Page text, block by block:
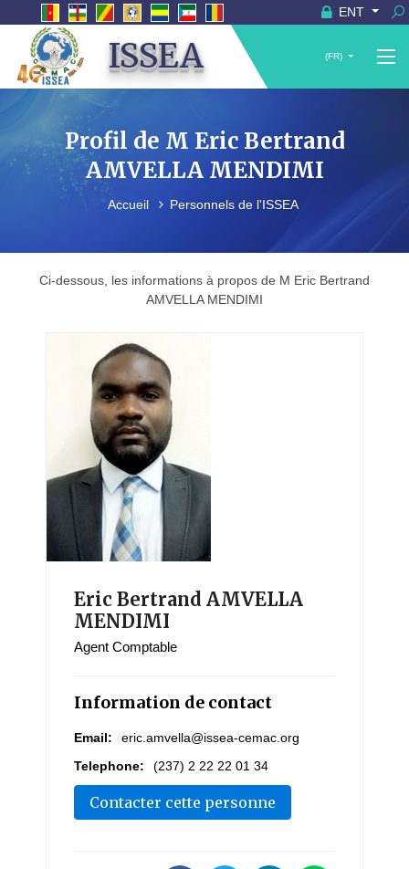
ENT
ISSEA (FR)
Profil de M Eric Bertrand
AMVELLA MENDIMI
Accueil Personnels de l'ISSEA
Ci-dessous, les informations à propos de M Eric Bertrand
AMVELLA MENDIMI
Eric Bertrand AMVELLA
MENDIMI
Agent Comptable
Information de contact
Email:
eric.amvella@issea-cemac.org
Telephone:
(237) 2 22 22 01 34
Contacter cette personne